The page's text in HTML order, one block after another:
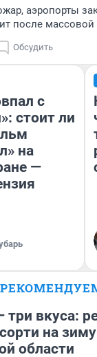
аэропорты
после массовой
Обсудить
с
стоит ли
на
—
три вкуса:
на
области